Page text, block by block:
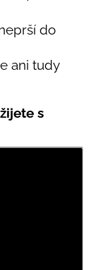
do
ani tudy
s